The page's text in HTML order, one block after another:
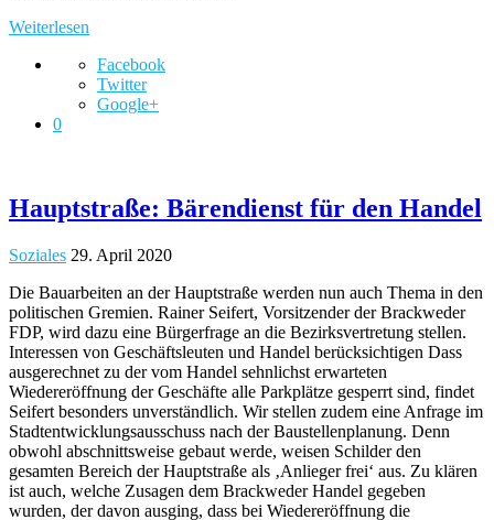
Weiterlesen
Facebook
Twitter
Google+
0
Hauptstraße: Bärendienst für den Handel
Soziales 29. April 2020
Die Bauarbeiten an der Hauptstraße werden nun auch Thema in den
politischen Gremien. Rainer Seifert, Vorsitzender der Brackweder
FDP, wird dazu eine Bürgerfrage an die Bezirksvertretung stellen.
Interessen von Geschäftsleuten und Handel berücksichtigen Dass
ausgerechnet zu der vom Handel sehnlichst erwarteten
Wiedereröffnung der Geschäfte alle Parkplätze gesperrt sind, findet
Seifert besonders unverständlich. Wir stellen zudem eine Anfrage im
Stadtentwicklungsausschuss nach der Baustellenplanung. Denn
obwohl abschnittsweise gebaut werde, weisen Schilder den
gesamten Bereich der Hauptstraße als ‚Anlieger frei‘ aus. Zu klären
ist auch, welche Zusagen dem Brackweder Handel gegeben
wurden, der davon ausging, dass bei Wiedereröffnung die